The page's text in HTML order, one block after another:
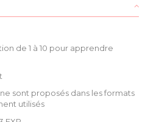
de 1 à 10 pour apprendre
sont proposés dans les formats
utilisés